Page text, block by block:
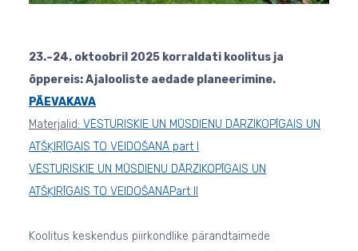
23.–24. oktoobril 2025 korraldati koolitus ja
õppereis: Ajalooliste aedade planeerimine.
PÄEVAKAVA
Materjalid: VĒSTURISKIE UN MŪSDIENU DĀRZIKOPĪGAIS UN
ATŠĶIRĪGAIS TO VEIDOŠANĀ part I
VĒSTURISKIE UN MŪSDIENU DĀRZIKOPĪGAIS UN
ATŠĶIRĪGAIS TO VEIDOŠANĀPart II
Koolitus keskendus piirkondlike pärandtaimede